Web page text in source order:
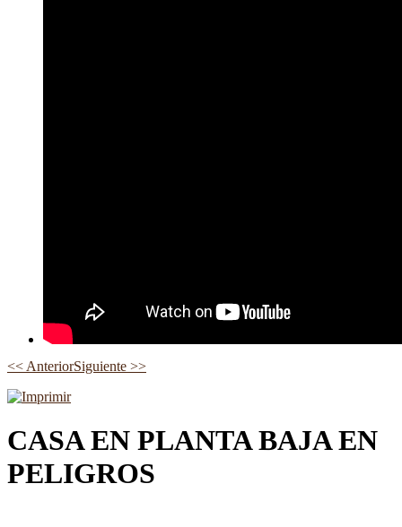
<< AnteriorSiguiente >>
CASA EN PLANTA BAJA EN
PELIGROS